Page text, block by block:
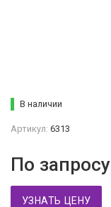
В наличии
Артикул: 6313
По запросу
УЗНАТЬ ЦЕНУ